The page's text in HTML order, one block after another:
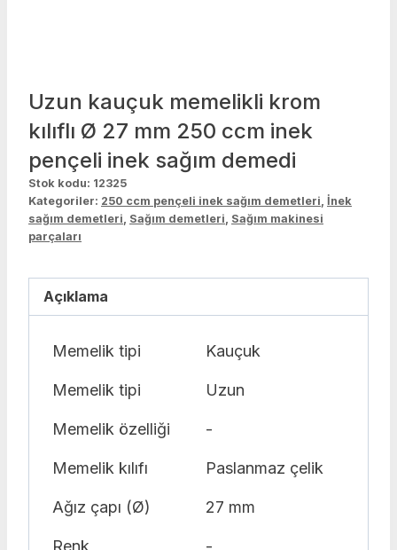
Uzun kauçuk memelikli krom
kılıflı Ø 27 mm 250 ccm inek
pençeli inek sağım demedi
Stok kodu: 12325
Kategoriler: 250 ccm pençeli inek sağım demetleri, İnek
sağım demetleri, Sağım demetleri, Sağım makinesi
parçaları
Açıklama
Memelik tipi Kauçuk
Memelik tipi Uzun
Memelik özelliği -
Memelik kılıfı Paslanmaz çelik
Ağız çapı (Ø) 27 mm
Renk -